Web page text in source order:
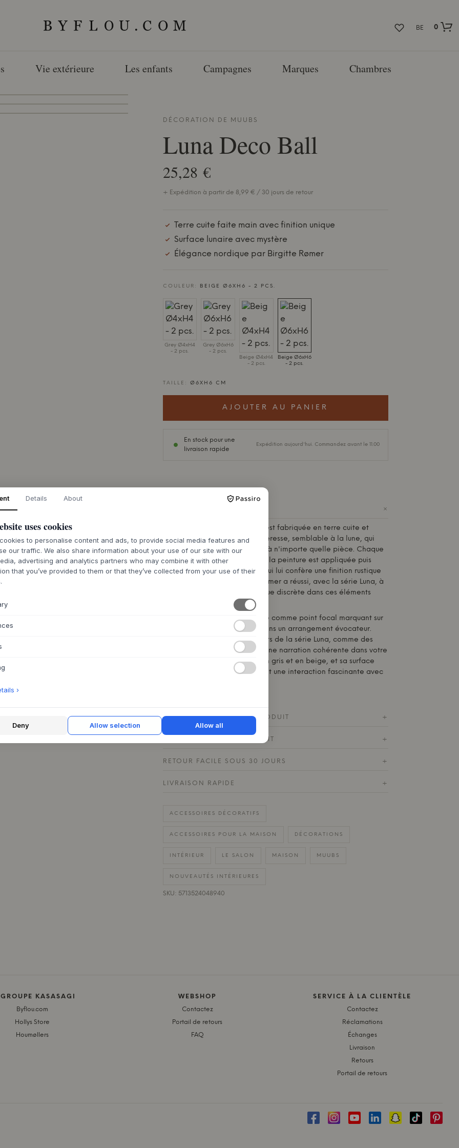
BE
0
Vie extérieure Les enfants Campagnes Marques Chambres
DÉCORATION DE MUUBS
Luna Deco Ball
25,28 €
+ Expédition à partir de 8,99 € / 30 jours de retour
Terre cuite faite main avec finition unique
Surface lunaire avec mystère
Élégance nordique par Birgitte Rømer
COULEUR: BEIGE Ø6XH6 - 2 PCS.
Grey Ø4xH4
- 2 pcs.
Grey Ø6xH6
- 2 pcs.
Beige Ø4xH4
- 2 pcs.
Beige Ø6xH6
- 2 pcs.
TAILLE: Ø6XH6 CM
AJOUTER AU PANIER
En stock pour une
livraison rapide
Expédition aujourd'hui. Commandez avant le 11.00
+
est fabriquée en terre cuite et
présente une surface enchanteresse, semblable à la lune, qui
ajoute une touche de mystère à n'importe quelle pièce. Chaque
boule est fabriquée à la main, la peinture est appliquée puis
cuite à la flamme de gaz, ce qui lui confère une finition rustique
unique. La designer Birgitte Rømer a réussi, avec la série Luna, à
capturer une élégance nordique discrète dans ces éléments
Utilisez la Deco Ball Luna seule comme point focal marquant sur
une étagère, ou intégrez-la dans un arrangement évocateur.
Associez-la à d'autres éléments de la série Luna, comme des
vases ou des bols, pour créer une narration cohérente dans votre
intérieur. Elle est disponible en gris et en beige, et sa surface
tactile invite au toucher, créant une interaction fascinante avec
CARACTÉRISTIQUES DU PRODUIT +
QUESTIONS SUR LE PRODUIT +
RETOUR FACILE SOUS 30 JOURS +
LIVRAISON RAPIDE +
ACCESSOIRES DÉCORATIFS
ACCESSOIRES POUR LA MAISON DÉCORATIONS
INTÉRIEUR LE SALON MAISON MUUBS
NOUVEAUTÉS INTÉRIEURES
SKU: 5713524048940
GROUPE KASASAGI
Byflou.com
Hollys Store
Houmøllers
WEBSHOP
Contactez
Portail de retours
FAQ
SERVICE À LA CLIENTÈLE
Contactez
Réclamations
Échanges
Livraison
Retours
Portail de retours
Details About
uses cookies
to personalise content and ads, to provide social media features and
our traffic. We also share information about your use of our site with our
advertising and analytics partners who may combine it with other
that you’ve provided to them or that they’ve collected from your use of their
›
Deny Allow selection Allow all